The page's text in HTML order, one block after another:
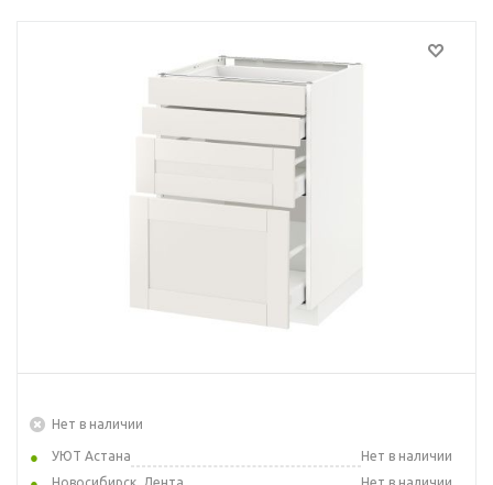
Нет в наличии
УЮТ Астана
Нет в наличии
Новосибирск, Лента
Нет в наличии